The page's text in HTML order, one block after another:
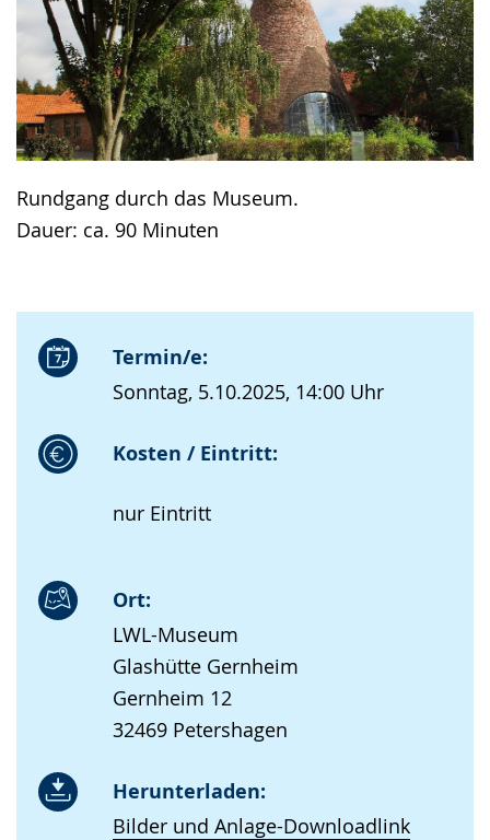
Rundgang durch das Museum.
Dauer: ca. 90 Minuten
Termin/e:
Sonntag, 5.10.2025, 14:00 Uhr
Kosten / Eintritt:
nur Eintritt
Ort:
LWL-Museum
Glashütte Gernheim
Gernheim 12
32469 Petershagen
Herunterladen:
Bilder und Anlage-Downloadlink